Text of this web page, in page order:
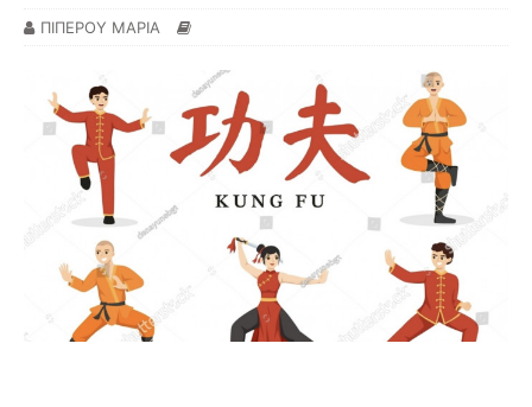
ΠΙΠΕΡΟΥ ΜΑΡΙΑ